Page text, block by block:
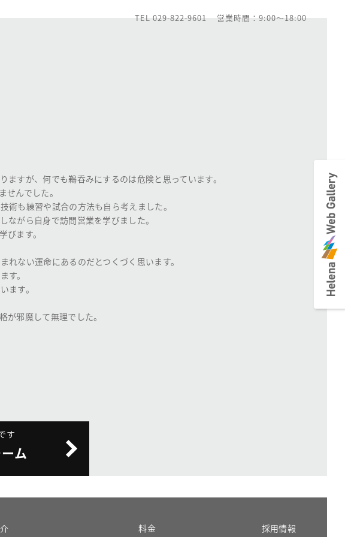
TEL 029-822-9601 営業時間：9:00～18:00
すが、何でも鵜呑みにするのは危険と思っています。
んでした。
も練習や試合の方法も自ら考えました。
がら自身で訪問営業を学びました。
ます。
ない運命にあるのだとつくづく思います。
す。
ます。
邪魔して無理でした。
す
ム
料金 採用情報